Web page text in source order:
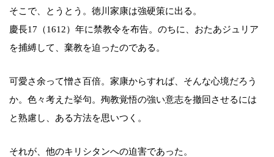
そこで、とうとう。徳川家康は強硬策に出る。
慶長17（1612）年に禁教令を布告。のちに、おたあジュリア
を捕縛して、棄教を迫ったのである。
可愛さ余って憎さ百倍。家康からすれば、そんな心境だろう
か。色々考えた挙句。殉教覚悟の強い意志を撤回させるには
と熟慮し、ある方法を思いつく。
それが、他のキリシタンへの迫害であった。